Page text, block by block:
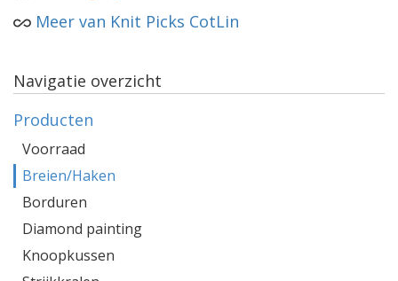
Meer van Knit Picks CotLin
Navigatie overzicht
Producten
Voorraad
Breien/Haken
Borduren
Diamond painting
Knoopkussen